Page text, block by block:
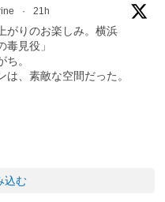
· 21h
がりのお楽しみ。横浜
見役」
。
、素敵な空間だった。
込む